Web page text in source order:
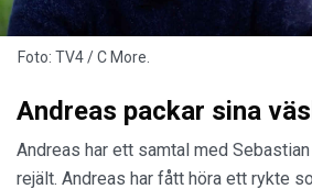
Foto: TV4 / C More.
Andreas packar sina
Andreas har ett samtal med
rejält. Andreas har fått höra ett rykte